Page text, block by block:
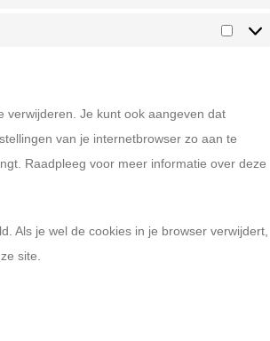
verwijderen. Je kunt ook aangeven dat
van je internetbrowser zo aan te
Raadpleeg voor meer informatie over deze
Als je wel de cookies in je browser verwijdert,
site.